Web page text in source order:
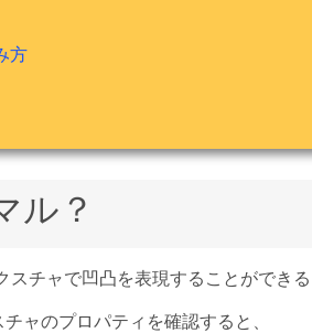
方
ル？
スチャで凹凸を表現することができる
ャのプロパティを確認すると、